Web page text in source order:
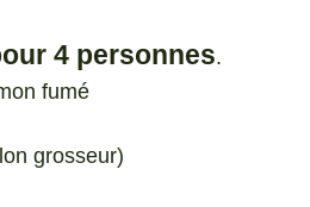
4 personnes.
fumé
grosseur)